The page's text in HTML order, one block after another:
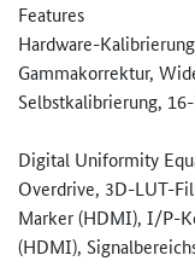
Features
Hardware-
Gammakorrektur,
Selbstkalibrierung,
Digital Uniformity
Overdrive, 3D-LUT-
Marker (HDMI), I/P-
(HDMI),